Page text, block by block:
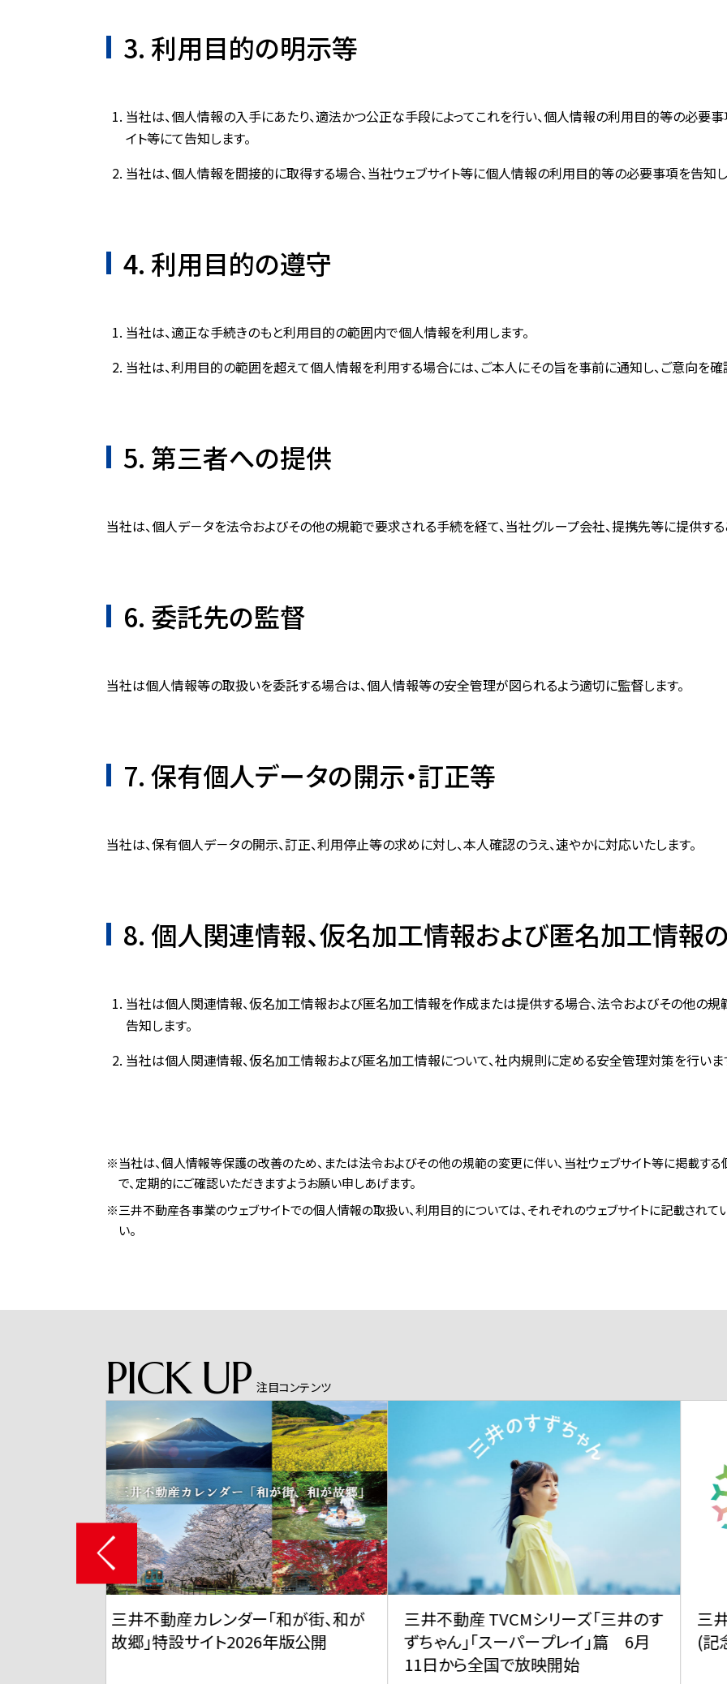
3. 利用目的の明示等
当社は、個人情報の入手にあたり、適法かつ公正な手段によってこれを行い、個人情報の利用目的等の必要
イト等にて告知します。
当社は、個人情報を間接的に取得する場合、当社ウェブサイト等に個人情報の利用目的等の必要事項を告知し
4. 利用目的の遵守
当社は、適正な手続きのもと利用目的の範囲内で個人情報を利用します。
当社は、利用目的の範囲を超えて個人情報を利用する場合には、ご本人にその旨を事前に通知し、ご意向を確
5. 第三者への提供
当社は、個人デ－タを法令およびその他の規範で要求される手続を経て、当社グループ会社、提携先等に提供する
6. 委託先の監督
当社は個人情報等の取扱いを委託する場合は、個人情報等の安全管理が図られるよう適切に監督します。
7. 保有個人データの開示・訂正等
当社は、保有個人デ－タの開示、訂正、利用停止等の求めに対し、本人確認のうえ、速やかに対応いたします。
8. 個人関連情報、仮名加工情報および匿名加工情報
当社は個人関連情報、仮名加工情報および匿名加工情報を作成または提供する場合、法令およびその他の規
告知します。
当社は個人関連情報、仮名加工情報および匿名加工情報について、社内規則に定める安全管理対策を行いま
※当社は、個人情報等保護の改善のため、または法令およびその他の規範の変更に伴い、当社ウェブサイト等に掲載す
で、定期的にご確認いただきますようお願い申しあげます。
※三井不動産各事業のウェブサイトでの個人情報の取扱い、利用目的については、それぞれのウェブサイトに記載されて
い。
PICK UP 注目コンテンツ
三井不動産 TVCMシリーズ「三井のす
ずちゃん」「スーパープレイ」篇 6月
三井グループは350周年を迎えました
(記念サイトに遷移します)